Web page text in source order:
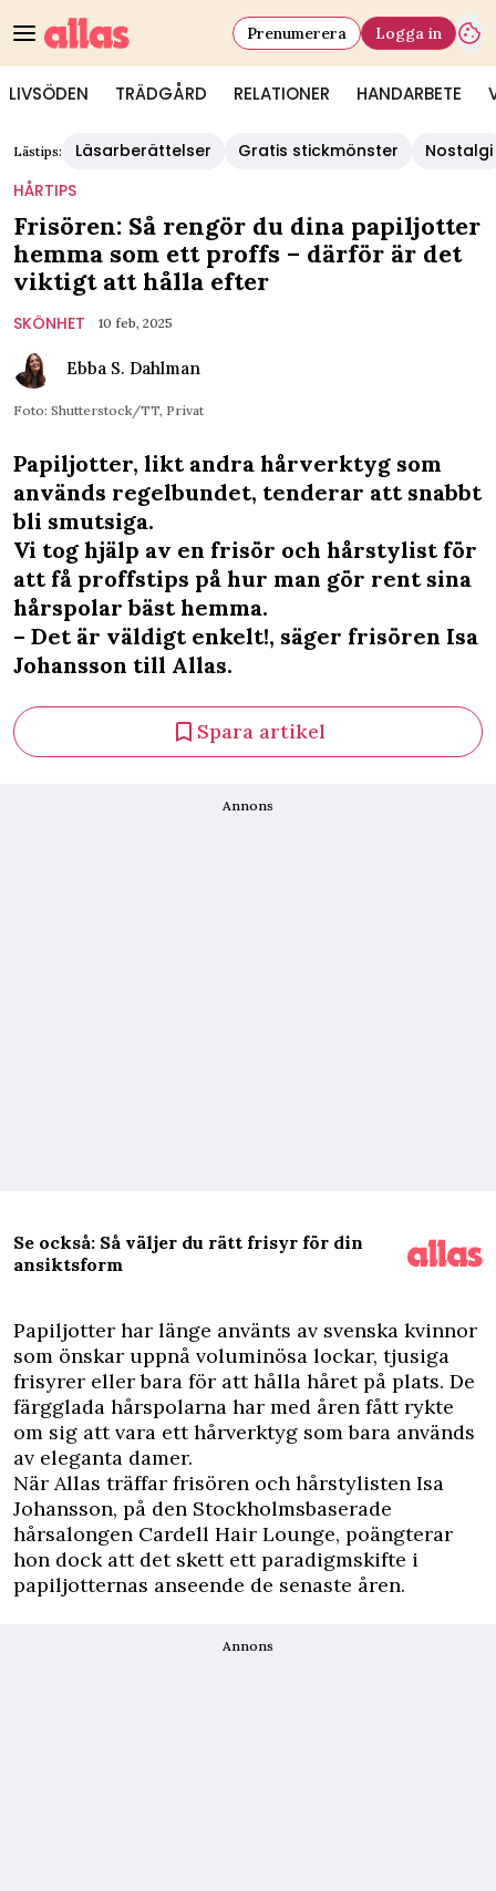
LIVSÖDEN TRÄDGÅRD RELATIONER HANDARBETE
Prenumerera Logga in
Lästips: Läsarberättelser Gratis stickmönster
Nostalgi
HÅRTIPS
Frisören: Så rengör du dina papiljotter
hemma som ett proffs – därför är det
viktigt att hålla efter
SKÖNHET 10 feb, 2025
Ebba S. Dahlman
Foto: Shutterstock/TT, Privat
Papiljotter, likt andra hårverktyg som
används regelbundet, tenderar att snabbt
bli smutsiga.
Vi tog hjälp av en frisör och hårstylist för
att få proffstips på hur man gör rent sina
hårspolar bäst hemma.
– Det är väldigt enkelt!, säger frisören Isa
Johansson till Allas.
Spara artikel
Annons
Se också: Så väljer du rätt frisyr för din
ansiktsform
Papiljotter har länge använts av svenska kvinnor
som önskar uppnå voluminösa lockar, tjusiga
frisyrer eller bara för att hålla håret på plats. De
färgglada hårspolarna har med åren fått rykte
om sig att vara ett hårverktyg som bara används
av eleganta damer.
När Allas träffar frisören och hårstylisten Isa
Johansson, på den Stockholmsbaserade
hårsalongen Cardell Hair Lounge, poängterar
hon dock att det skett ett paradigmskifte i
papiljotternas anseende de senaste åren.
Annons